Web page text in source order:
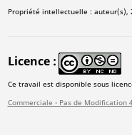
Propriété intellectuelle : auteur(s),
Licence
Ce travail est disponible sous
Commerciale - Pas de Modification